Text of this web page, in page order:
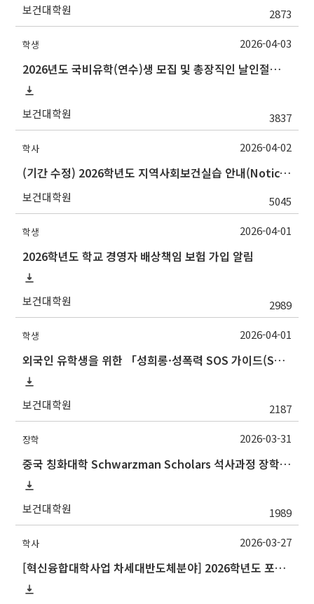
보건대학원 2873
학생
2026년도 국비유학(연수)생 모집 및 총장직인 날인절차 안내
보건대학원 3837
2026-04-03
학사
(기간 수정) 2026학년도 지역사회보건실습 안내(Notice for 2026 Community Health Field Training)
보건대학원 5045
2026-04-02
학생
2026학년도 학교 경영자 배상책임 보험 가입 알림
보건대학원 2989
2026-04-01
학생
외국인 유학생을 위한 「성희롱·성폭력 SOS 가이드(SOS Guide for International Students on Sexual Harassment and Sexual Violence)
보건대학원 2187
2026-04-01
장학
중국 칭화대학 Schwarzman Scholars 석사과정 장학 프로그램 안내
보건대학원 1989
2026-03-31
학사
[혁신융합대학사업 차세대반도체분야] 2026학년도 포항공과대학교 하계 계절학기 교류 수학 안내
2026-03-27